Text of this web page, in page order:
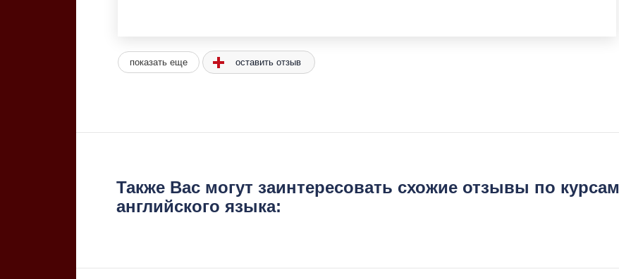
показать еще оставить отзыв
Также Вас могут заинтересовать схожие отзывы по курсам
английского языка: